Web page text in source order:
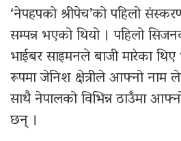
‘नेपहपको श्रीपेच’को पहिलो
सम्पन्न भएको थियो । पहिलो
भाईबर साइमनले बाजी मारेका
रूपमा जेनिश क्षेत्रीले आफ्नो नाम
साथै नेपालको विभिन्न ठाउँमा
छन् ।